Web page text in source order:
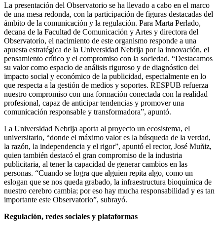
La presentación del Observatorio se ha llevado a cabo en el marco
de una mesa redonda, con la participación de figuras destacadas del
ámbito de la comunicación y la regulación. Para Marta Perlado,
decana de la Facultad de Comunicación y Artes y directora del
Observatorio, el nacimiento de este organismo responde a una
apuesta estratégica de la Universidad Nebrija por la innovación, el
pensamiento crítico y el compromiso con la sociedad. “Destacamos
su valor como espacio de análisis riguroso y de diagnóstico del
impacto social y económico de la publicidad, especialmente en lo
que respecta a la gestión de medios y soportes. RESPUB refuerza
nuestro compromiso con una formación conectada con la realidad
profesional, capaz de anticipar tendencias y promover una
comunicación responsable y transformadora”, apuntó.
La Universidad Nebrija aporta al proyecto un ecosistema, el
universitario, “donde el máximo valor es la búsqueda de la verdad,
la razón, la independencia y el rigor”, apuntó el rector, José Muñiz,
quien también destacó el gran compromiso de la industria
publicitaria, al tener la capacidad de generar cambios en las
personas. “Cuando se logra que alguien repita algo, como un
eslogan que se nos queda grabado, la infraestructura bioquímica de
nuestro cerebro cambia; por eso hay mucha responsabilidad y es tan
importante este Observatorio”, subrayó.
Regulación, redes sociales y plataformas